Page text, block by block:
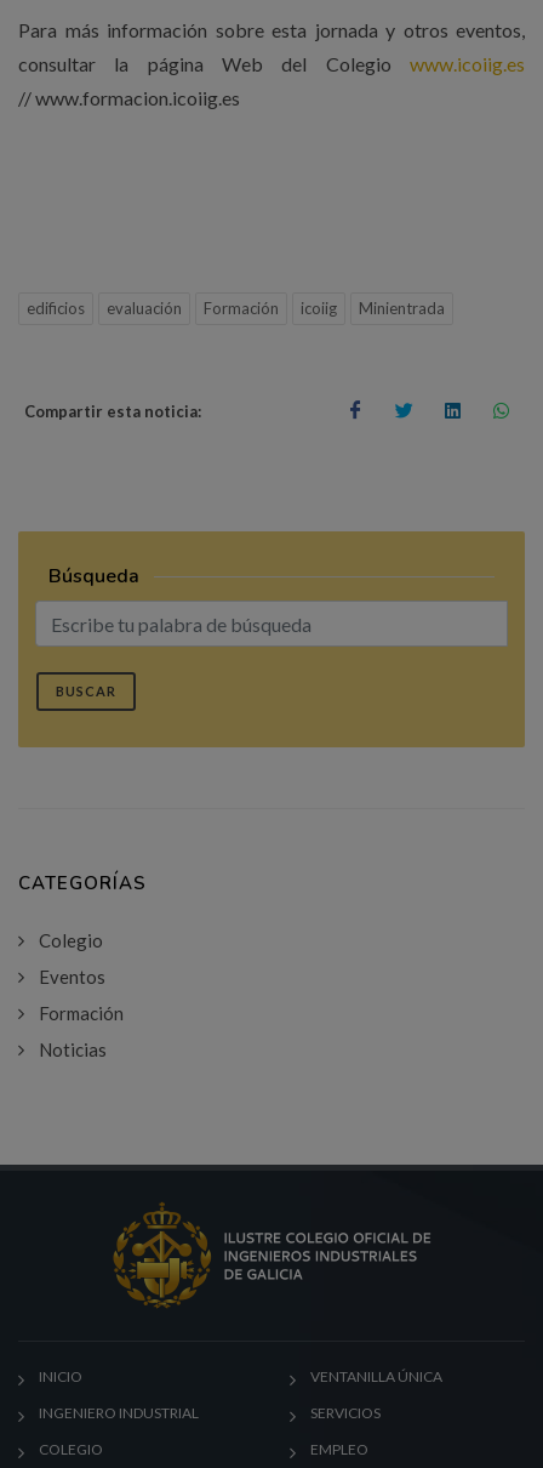
Para más información sobre esta jornada y otros eventos,
consultar la página Web del Colegio www.icoiig.es
// www.formacion.icoiig.es
edificios evaluación Formación icoiig Minientrada
Compartir esta noticia:
Búsqueda
BUSCAR
CATEGORÍAS
Colegio
Eventos
Formación
Noticias
INICIO
INGENIERO INDUSTRIAL
COLEGIO
VENTANILLA ÚNICA
SERVICIOS
EMPLEO